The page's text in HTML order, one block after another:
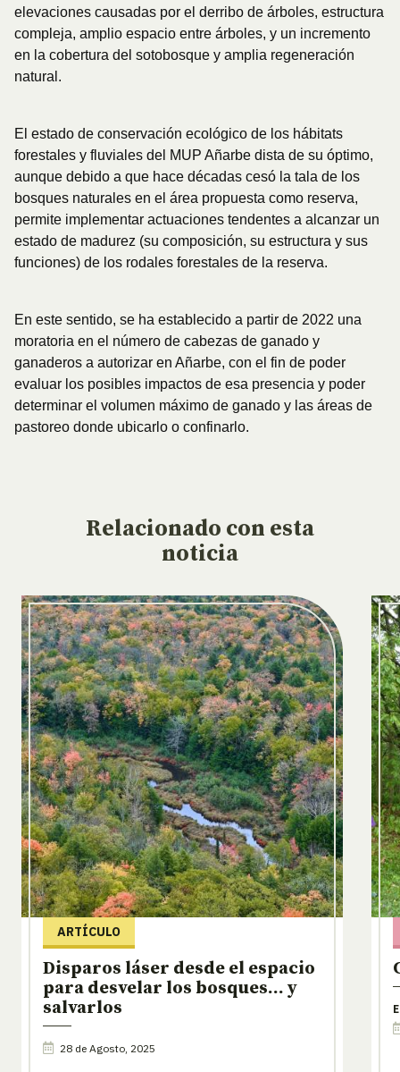
elevaciones causadas por el derribo de árboles, estructura
compleja, amplio espacio entre árboles, y un incremento
en la cobertura del sotobosque y amplia regeneración
natural.
El estado de conservación ecológico de los hábitats
forestales y fluviales del MUP Añarbe dista de su óptimo,
aunque debido a que hace décadas cesó la tala de los
bosques naturales en el área propuesta como reserva,
permite implementar actuaciones tendentes a alcanzar un
estado de madurez (su composición, su estructura y sus
funciones) de los rodales forestales de la reserva.
En este sentido, se ha establecido a partir de 2022 una
moratoria en el número de cabezas de ganado y
ganaderos a autorizar en Añarbe, con el fin de poder
evaluar los posibles impactos de esa presencia y poder
determinar el volumen máximo de ganado y las áreas de
pastoreo donde ubicarlo o confinarlo.
Relacionado con esta
noticia
ARTÍCULO
Disparos láser desde el espacio
para desvelar los bosques… y
salvarlos
28 de Agosto, 2025